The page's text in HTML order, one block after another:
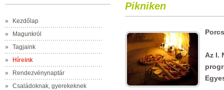
»
Kezdőlap
»
Magunkról
»
Tagjaink
»
Híreink
»
Rendezvénynaptár
»
Családoknak, gyerekeknek
Pikniken
Az I.